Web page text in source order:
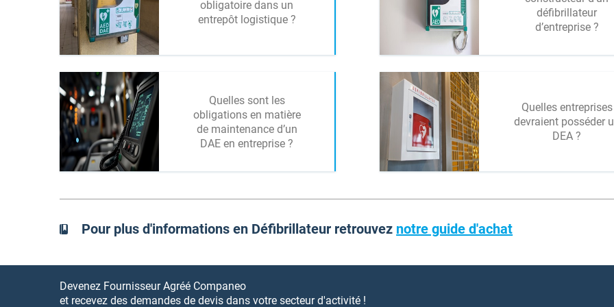
obligatoire dans un
entrepôt logistique ?
défibrillateur
d’entreprise ?
Quelles sont les
obligations en matière
de maintenance d’un
DAE en entreprise ?
Quelles entreprises
devraient posséder
DEA ?
Pour plus d'informations en Défibrillateur retrouvez notre guide d'achat
Devenez Fournisseur Agréé Companeo
et recevez des demandes de devis dans votre secteur d'activité !